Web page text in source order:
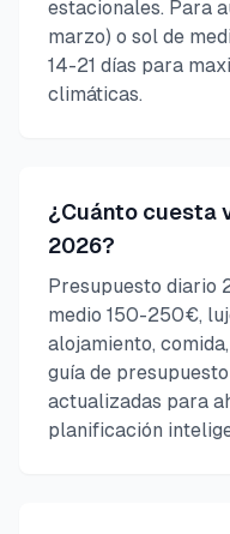
estacionales. Para
marzo) o sol de
14-21 días para
climáticas.
¿Cuánto cuesta
2026?
Presupuesto diario
medio 150-250€,
alojamiento,
guía de
actualizadas para
planificación